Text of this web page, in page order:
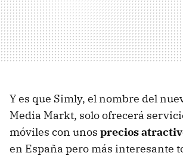
Y es que Simly, el nombre del
Media Markt, solo ofrecerá
móviles con unos precios
en España pero más interesante